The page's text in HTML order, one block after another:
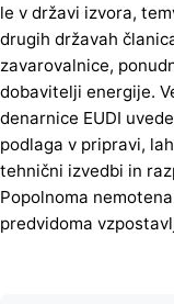
le v državi izvora,
drugih državah
zavarovalnice,
dobavitelji energije.
denarnice EUDI
podlaga v pripravi,
tehnični izvedbi in
Popolnoma
predvidoma